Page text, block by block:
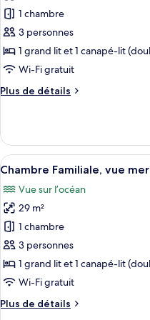
The
Level
pour
ce
type
de
chambre :
Chambre
1 chambre
3 personnes
1 grand lit et 1 canapé-lit
Wi-Fi gratuit
Plus de détails
Plus
le
type
de
Chambre
Familiale
(2+1)
Afficher
toutes
les
photos
pour
ce
type
de
chambre :
Chambre
3
Chambre Familiale, vue mer
Vue sur l’océan
29 m²
1 chambre
3 personnes
1 grand lit et 1 canapé-lit
Wi-Fi gratuit
Plus de détails
Plus